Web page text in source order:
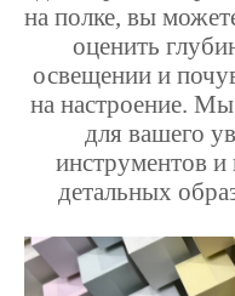
на полке, вы
оценить
освещении и
на настроение.
для вашего
инструментов и
детальных